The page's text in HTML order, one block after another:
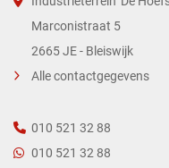
Marconistraat 5
2665 JE - Bleiswijk
Alle contactgegevens
010 521 32 88
010 521 32 88